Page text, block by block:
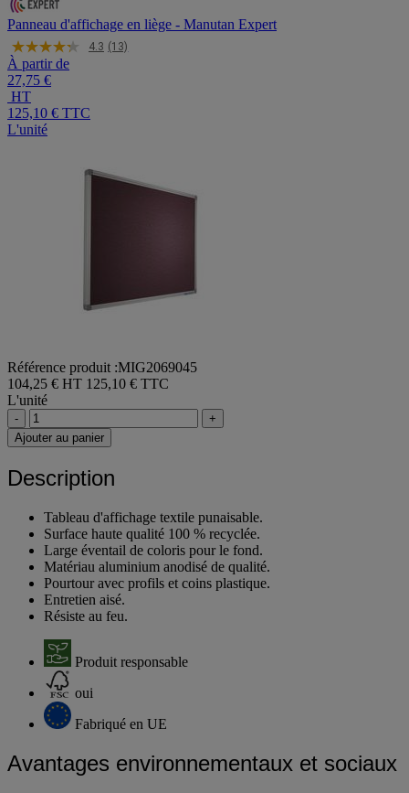
Panneau d'affichage en liège - Manutan Expert
4.3 (13)
À partir de
27,75 €
HT
125,10 € TTC
L'unité
Référence produit :MIG2069045
104,25 € HT 125,10 € TTC
L'unité
-
+
Ajouter au panier
Description
Tableau d'affichage textile punaisable.
Surface haute qualité 100 % recyclée.
Large éventail de coloris pour le fond.
Matériau aluminium anodisé de qualité.
Pourtour avec profils et coins plastique.
Entretien aisé.
Résiste au feu.
Produit responsable
oui
Fabriqué en UE
Avantages environnementaux et sociaux